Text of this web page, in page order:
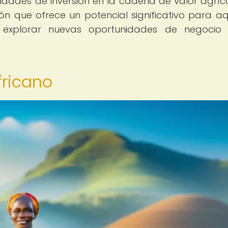
que ofrece un potencial significativo para
nuevas oportunidades de